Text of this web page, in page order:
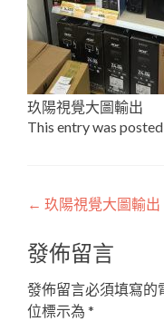
玖陽視覺大圖輸出
This entry was
Post
navigation
← 玖陽視覺大圖輸出
發佈留言
發佈留言必須填寫的
位標示為 *